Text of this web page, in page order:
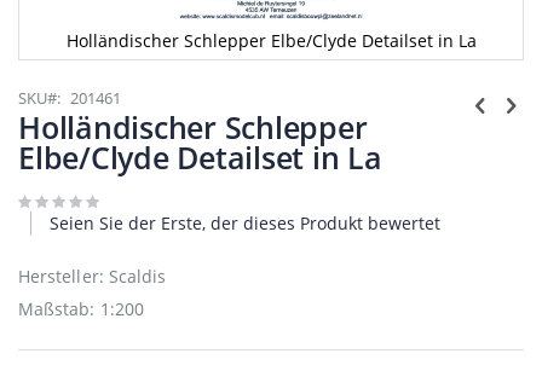
Holländischer Schlepper Elbe/Clyde Detailset in La
Anfang
der
Bildgalerie
springen
SKU 201461
Holländischer Schlepper
Elbe/Clyde Detailset in La
Seien Sie der Erste, der dieses Produkt bewertet
Hersteller: Scaldis
Maßstab: 1:200